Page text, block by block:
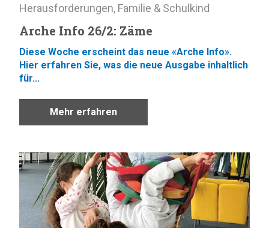
Herausforderungen, Familie & Schulkind
Arche Info 26/2: Zäme
Diese Woche erscheint das neue «Arche Info».
Hier erfahren Sie, was die neue Ausgabe inhaltlich
für...
Mehr erfahren